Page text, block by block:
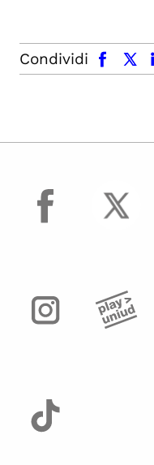
Condividi
facebook x.com linkedin
facebook